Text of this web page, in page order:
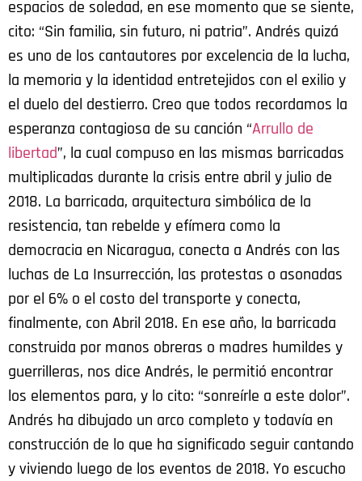
espacios de soledad, en ese momento que se siente,
cito: “Sin familia, sin futuro, ni patria”. Andrés quizá
es uno de los cantautores por excelencia de la lucha,
la memoria y la identidad entretejidos con el exilio y
el duelo del destierro. Creo que todos recordamos la
esperanza contagiosa de su canción “Arrullo de
libertad”, la cual compuso en las mismas barricadas
multiplicadas durante la crisis entre abril y julio de
2018. La barricada, arquitectura simbólica de la
resistencia, tan rebelde y efímera como la
democracia en Nicaragua, conecta a Andrés con las
luchas de La Insurrección, las protestas o asonadas
por el 6% o el costo del transporte y conecta,
finalmente, con Abril 2018. En ese año, la barricada
construida por manos obreras o madres humildes y
guerrilleras, nos dice Andrés, le permitió encontrar
los elementos para, y lo cito: “sonreírle a este dolor”.
Andrés ha dibujado un arco completo y todavía en
construcción de lo que ha significado seguir cantando
y viviendo luego de los eventos de 2018. Yo escucho